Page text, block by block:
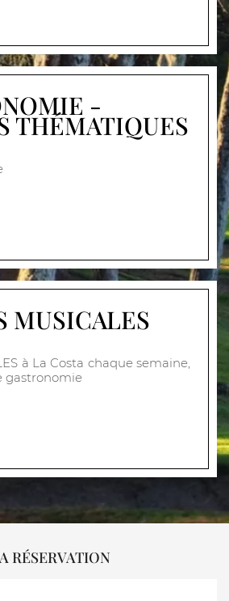
-
THÉMATIQUES
MUSICALES
à La Costa chaque semaine,
gastronomie
RÉSERVATION